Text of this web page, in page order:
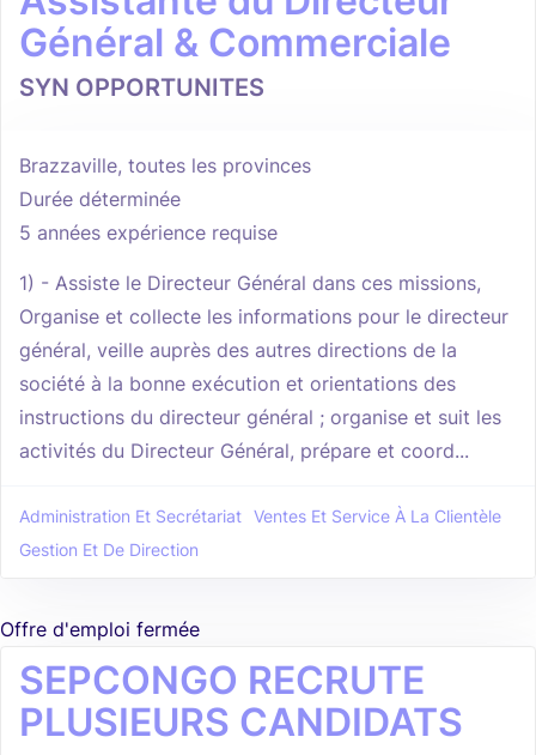
Général & Commerciale
SYN OPPORTUNITES
Brazzaville, toutes les provinces
Durée déterminée
5 années expérience requise
1) - Assiste le Directeur Général dans ces missions,
Organise et collecte les informations pour le directeur
général, veille auprès des autres directions de la
société à la bonne exécution et orientations des
instructions du directeur général ; organise et suit les
activités du Directeur Général, prépare et coord...
Administration Et Secrétariat
Ventes Et Service À La Clientèle
Gestion Et De Direction
Offre d'emploi fermée
SEPCONGO RECRUTE
PLUSIEURS CANDIDATS